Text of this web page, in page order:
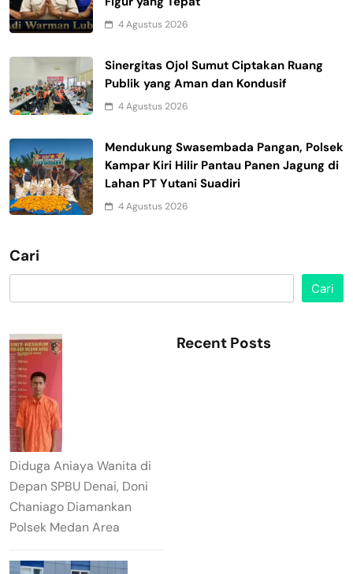
4 Agustus 2026
Sinergitas Ojol Sumut Ciptakan Ruang
Publik yang Aman dan Kondusif
4 Agustus 2026
Mendukung Swasembada Pangan, Polsek
Kampar Kiri Hilir Pantau Panen Jagung di
Lahan PT Yutani Suadiri
4 Agustus 2026
Cari
Cari
Diduga Aniaya Wanita di
Depan SPBU Denai, Doni
Chaniago Diamankan
Polsek Medan Area
Recent Posts